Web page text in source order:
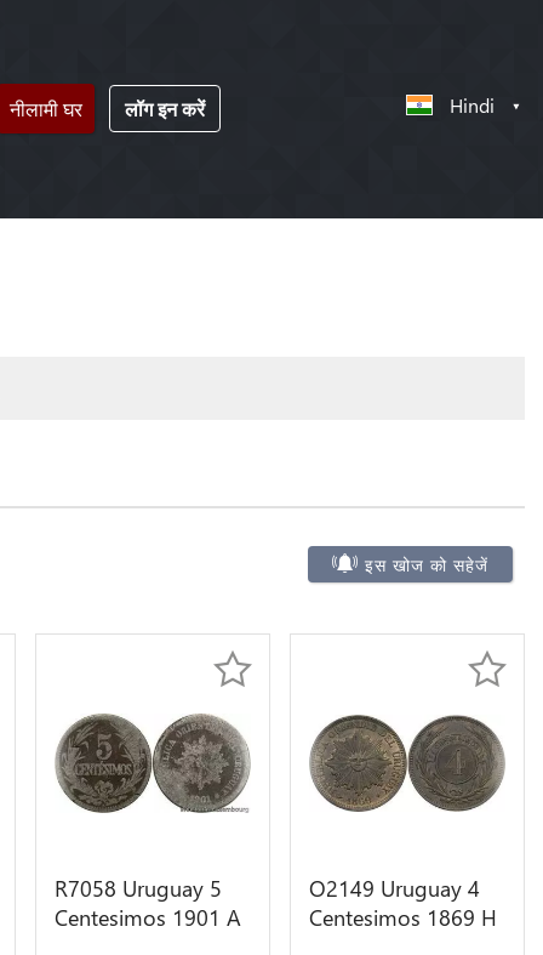
नीलामी घर लॉग इन करें Hindi
इस खोज को सहेजें
R7058 Uruguay 5
Centesimos 1901 A
O2149 Uruguay 4
Centesimos 1869 H